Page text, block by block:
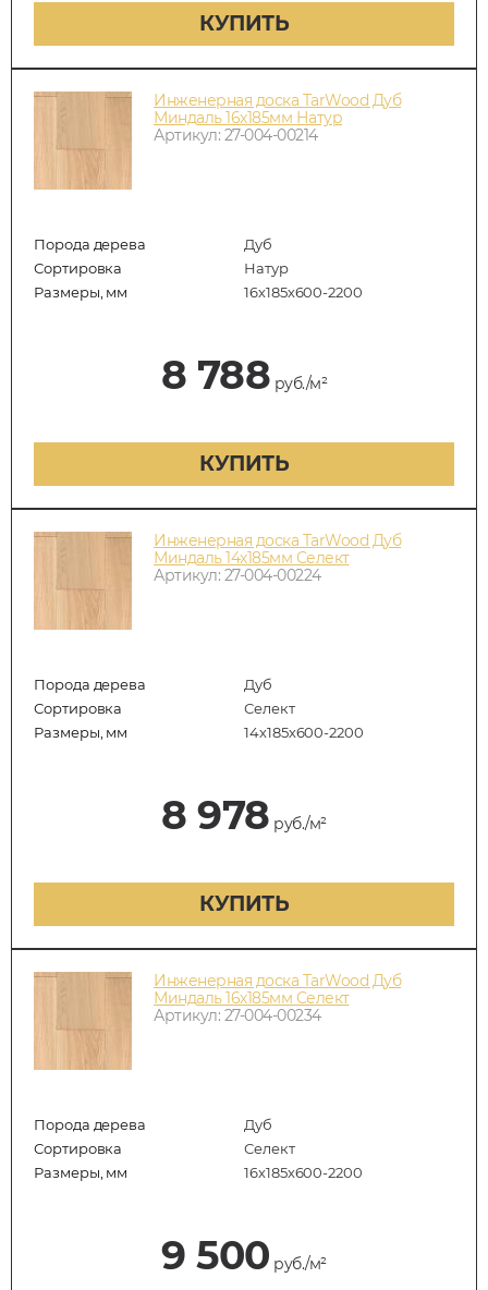
КУПИТЬ
Инженерная доска TarWood Дуб
Миндаль 16х185мм Натур
Артикул: 27-004-00214
Порода дерева
Дуб
Сортировка
Натур
Размеры, мм
16х185х600-2200
8 788 руб./м²
КУПИТЬ
Инженерная доска TarWood Дуб
Миндаль 14х185мм Селект
Артикул: 27-004-00224
Порода дерева
Дуб
Сортировка
Селект
Размеры, мм
14х185х600-2200
8 978 руб./м²
КУПИТЬ
Инженерная доска TarWood Дуб
Миндаль 16х185мм Селект
Артикул: 27-004-00234
Порода дерева
Дуб
Сортировка
Селект
Размеры, мм
16х185х600-2200
9 500 руб./м²